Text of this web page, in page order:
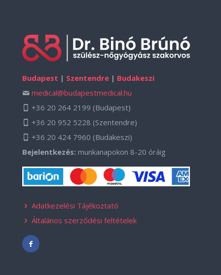
Budapest | Szentendre | Budakeszi
medical@budapestmedical.hu
+36 20 264 2199 (Budapest)
+36 20 952 5228 (Szentendre)
+36 20 424 7960 (Budakeszi)
Bejelentkezés: munkanapokon 8-20 óráig
Adatkezelési Tájékoztató
Általános szerződési feltételek